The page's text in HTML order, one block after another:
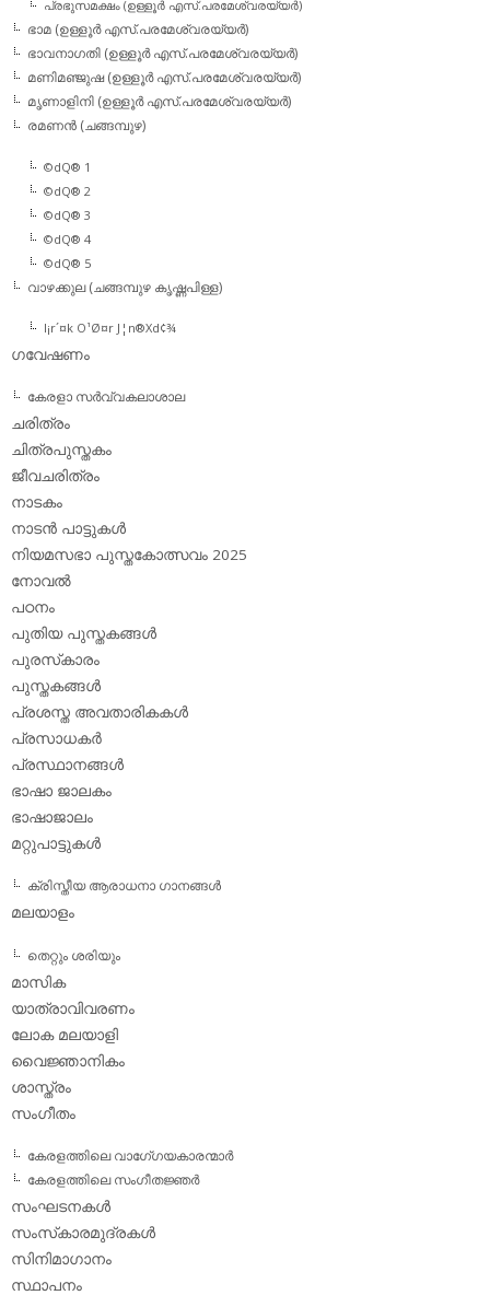
പ്രഭുസമക്ഷം (ഉള്ളൂര്‍ എസ്.പരമേശ്വരയ്യര്‍)
ഭാമ (ഉള്ളൂര്‍ എസ്.പരമേശ്വരയ്യര്‍)
ഭാവനാഗതി (ഉള്ളൂര്‍ എസ്.പരമേശ്വരയ്യര്‍)
മണിമഞ്ജുഷ (ഉള്ളൂര്‍ എസ്.പരമേശ്വരയ്യര്‍)
മൃണാളിനി (ഉള്ളൂര്‍ എസ്.പരമേശ്വരയ്യര്‍)
രമണന്‍ (ചങ്ങമ്പുഴ)
©dQ® 1
©dQ® 2
©dQ® 3
©dQ® 4
©dQ® 5
വാഴക്കുല (ചങ്ങമ്പുഴ കൃഷ്ണപിള്ള)
l¡r´¤k O¹Ø¤r J¦n®Xd¢¾
ഗവേഷണം
കേരളാ സര്‍വ്വകലാശാല
ചരിത്രം
ചിത്രപുസ്തകം
ജീവചരിത്രം
നാടകം
നാടന്‍ പാട്ടുകള്‍
നിയമസഭാ പുസ്തകോത്സവം 2025
നോവല്‍
പഠനം
പുതിയ പുസ്തകങ്ങള്‍
പുരസ്‌കാരം
പുസ്തകങ്ങള്‍
പ്രശസ്ത അവതാരികകള്‍
പ്രസാധകര്‍
പ്രസ്ഥാനങ്ങള്‍
ഭാഷാ ജാലകം
ഭാഷാജാലം
മറ്റുപാട്ടുകള്‍
ക്രിസ്തീയ ആരാധനാ ഗാനങ്ങള്‍
മലയാളം
തെറ്റും ശരിയും
മാസിക
യാത്രാവിവരണം
ലോക മലയാളി
വൈജ്ഞാനികം
ശാസ്ത്രം
സംഗീതം
കേരളത്തിലെ വാഗേ്ഗയകാരന്മാര്‍
കേരളത്തിലെ സംഗീതജ്ഞര്‍
സംഘടനകള്‍
സംസ്‌കാരമുദ്രകള്‍
സിനിമാഗാനം
സ്ഥാപനം